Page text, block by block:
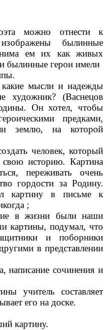
можно отнести к
былинные
ем их как живых
былинные герои имели
мысли и надежды
художник? (Васнецов
Он хотел, чтобы
предками,
землю, на которой
человек, который
историю. Картина
переживать очень
гордости за Родину.
картину в письме к
;
в жизни были наши
картины, подумал, что
и поборники
в представлении
написание сочинения и
учитель составляет
его на доске.
картину.